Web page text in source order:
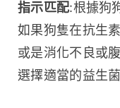
指示匹配:根據狗
如果狗隻在抗生
或是消化不良或
選擇適當的益生